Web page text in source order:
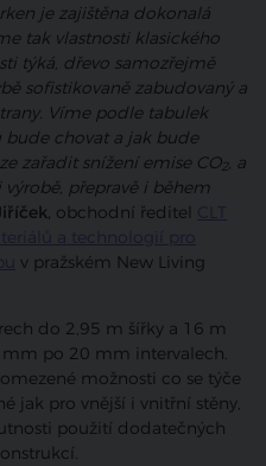
je zajištěna dokonalá
tak vlastnosti klasického
týká, dřevo samozřejmě
sofistikovaně zabudovaný a
Víme podle tabulek
bude chovat a jak bude
zařadit snížení emise CO2, a
přepravě i během
obchodní ředitel
CLT
a technologií pro
v pražském New Living
do 2,95 m šířky a 16 m
po 20 mm intervalech.
možnosti co se týče
jak pro vnější i vnitřní stěny,
použití dodatečných